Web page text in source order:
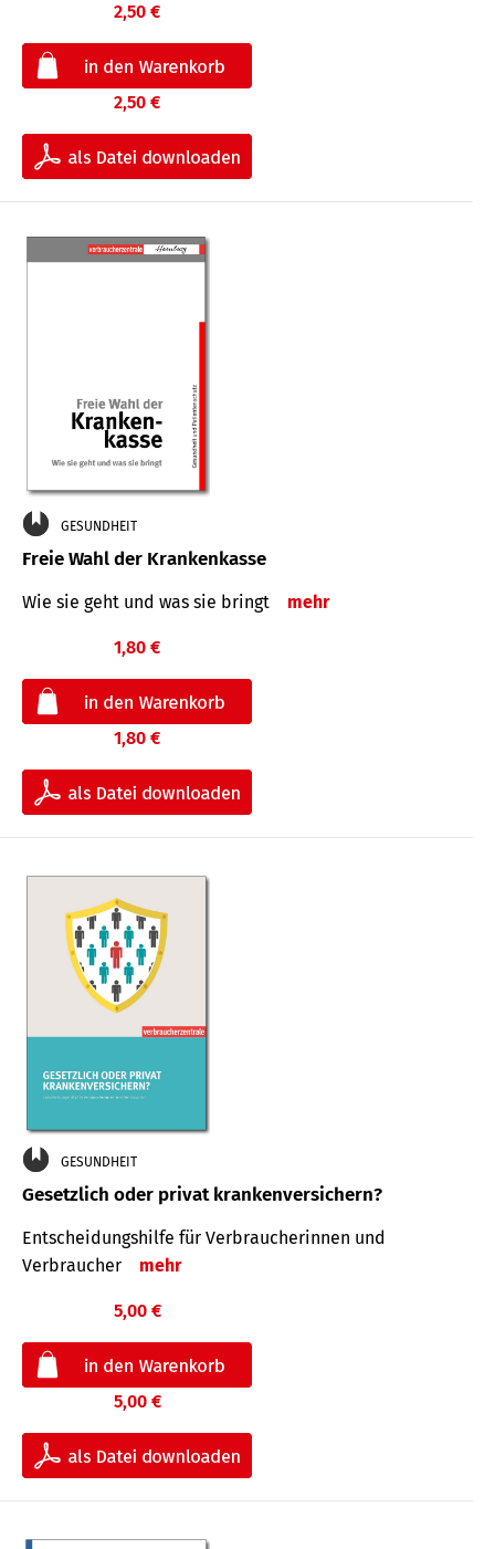
2,50 €
2,50 €
GESUNDHEIT
Freie Wahl der Krankenkasse
Wie sie geht und was sie bringt mehr
1,80 €
1,80 €
GESUNDHEIT
Gesetzlich oder privat krankenversichern?
Entscheidungshilfe für Verbraucherinnen und
Verbraucher
mehr
5,00 €
5,00 €